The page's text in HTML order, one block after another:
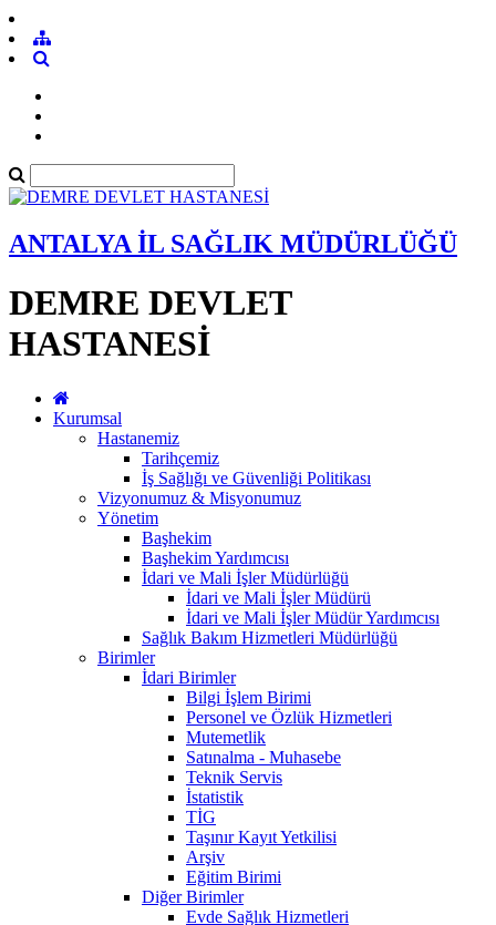
ANTALYA İL SAĞLIK MÜDÜRLÜĞÜ
DEMRE DEVLET
HASTANESİ
Kurumsal
Hastanemiz
Tarihçemiz
İş Sağlığı ve Güvenliği Politikası
Vizyonumuz & Misyonumuz
Yönetim
Başhekim
Başhekim Yardımcısı
İdari ve Mali İşler Müdürlüğü
İdari ve Mali İşler Müdürü
İdari ve Mali İşler Müdür Yardımcısı
Sağlık Bakım Hizmetleri Müdürlüğü
Birimler
İdari Birimler
Bilgi İşlem Birimi
Personel ve Özlük Hizmetleri
Mutemetlik
Satınalma - Muhasebe
Teknik Servis
İstatistik
TİG
Taşınır Kayıt Yetkilisi
Arşiv
Eğitim Birimi
Diğer Birimler
Evde Sağlık Hizmetleri